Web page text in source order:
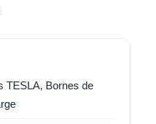
TESLA, Bornes de